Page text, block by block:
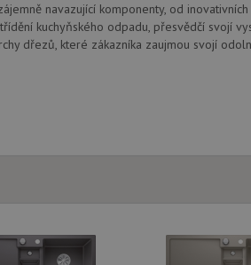
navazující komponenty, od
kuchyňského odpadu, přesvědčí svojí
dřezů, které zákazníka zaujmou svojí
zda prohlížeč
sledování
a